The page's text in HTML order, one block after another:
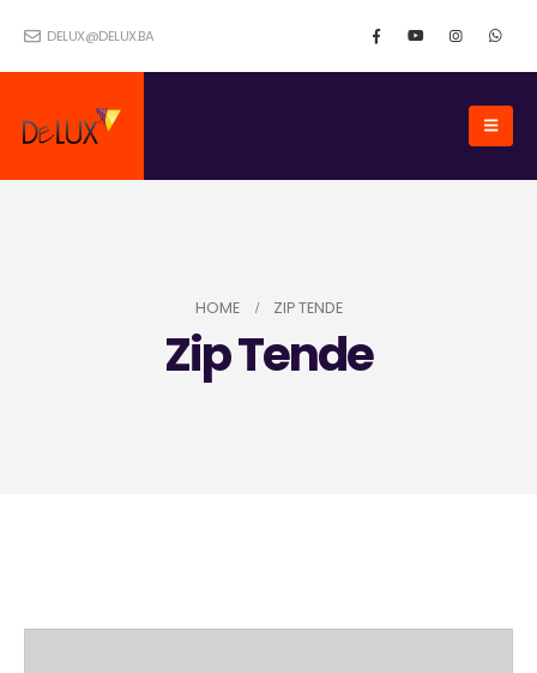
DELUX@DELUX.BA
HOME ZIP TENDE
Zip Tende